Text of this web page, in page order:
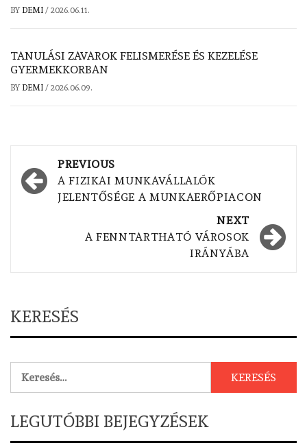
BY DEMI / 2026.06.11.
TANULÁSI ZAVAROK FELISMERÉSE ÉS KEZELÉSE
GYERMEKKORBAN
BY DEMI / 2026.06.09.
Post
navigation
PREVIOUS
A FIZIKAI MUNKAVÁLLALÓK
JELENTŐSÉGE A MUNKAERŐPIACON
NEXT
A FENNTARTHATÓ VÁROSOK
IRÁNYÁBA
KERESÉS
LEGUTÓBBI BEJEGYZÉSEK